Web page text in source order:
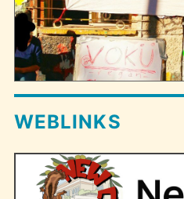
WEBLINKS